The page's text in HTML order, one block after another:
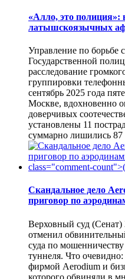
«Алло, это полиция»:
латышскоязычных
Управление по борьбе
Государственной
расследование
группировки
сентябрь 2025 года
Москве, вдохновенно
доверчивых
установлены 11
суммарно лишились
Скандальное дело
приговор по
Верховный суд
отменил
суда по
туннеля. Что очевидно:
фирмой Aerodium и
которого обвиняли в